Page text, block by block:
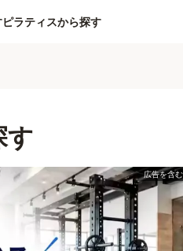
ピラティスから探す
す